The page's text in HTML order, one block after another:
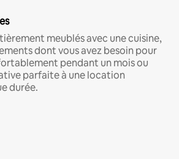
meublés avec une cuisine,
dont vous avez besoin pour
pendant un mois ou
parfaite à une location
durée.